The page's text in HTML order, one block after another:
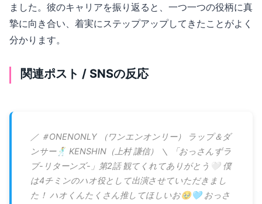
ました。彼のキャリアを振り返ると、一つ一つの役柄に真
摯に向き合い、着実にステップアップしてきたことがよく
分かります。
関連ポスト / SNSの反応
／ ＃ONENONLY （ワンエンオンリー） ラップ＆ダ
ンサー🕺 KENSHIN（上村 謙信） ＼ 「おっさんずラ
ブ-リターンズ-」第2話 観てくれてありがとう🤍 僕
は4チミンのハオ役として出演させていただきまし
た！ ハオくんたくさん推してほしいお🥹🩵 おっさ